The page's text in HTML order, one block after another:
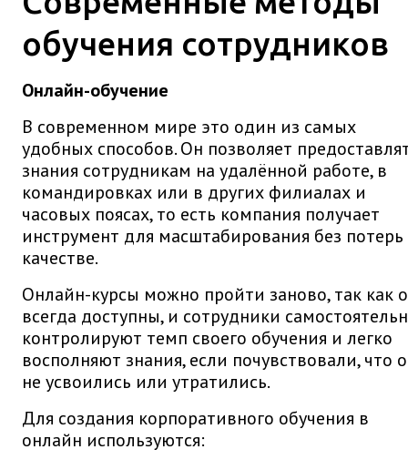
обучения сотрудников
Онлайн-обучение
В современном мире это один из самых
удобных способов. Он позволяет
знания сотрудникам на удалённой работе, в
командировках или в других филиалах и
часовых поясах, то есть компания получает
инструмент для масштабирования без потерь
качестве.
Онлайн-курсы можно пройти заново, так как
всегда доступны, и сотрудники
контролируют темп своего обучения и легко
восполняют знания, если почувствовали, что
не усвоились или утратились.
Для создания корпоративного обучения в
онлайн используются: